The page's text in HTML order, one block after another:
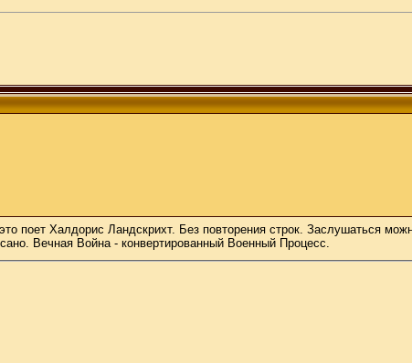
это поет Халдорис Ландскрихт. Без повторения строк. Заслушаться
Вечная Война - конвертированный Военный Процесс.